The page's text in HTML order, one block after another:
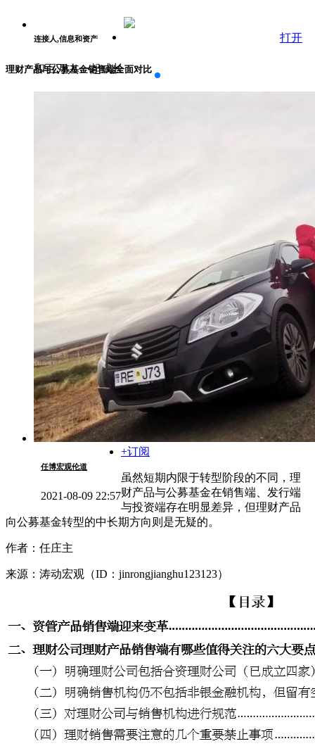
连接人,信息和资产
和百万人一起成长
打开
理财产品与公募基金销售端全面对比
任博宏观伦道
2021-08-09 22:57
+订阅
虽然短期内限于转型阶段的不同，理
财产品与公募基金在销售端、发行端
与投资端存在明显差异，但理财产品
向公募基金转型的中长期方向则是无疑的。
作者：任庄主
来源：涛动宏观（ID：jinrongjianghu123123）